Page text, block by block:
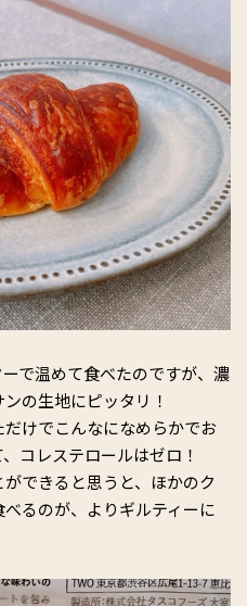
で温めて食べたのですが、濃
の生地にピッタリ！
けでこんなになめらかでお
コレステロールはゼロ！
できると思うと、ほかのク
るのが、よりギルティーに